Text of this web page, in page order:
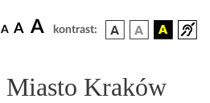
A A A kontrast:
Miasto Kraków